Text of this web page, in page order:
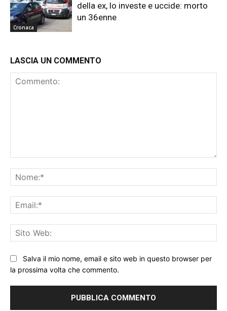
Cronaca
della ex, lo investe e uccide: morto
un 36enne
LASCIA UN COMMENTO
Salva il mio nome, email e sito web in questo browser per
la prossima volta che commento.